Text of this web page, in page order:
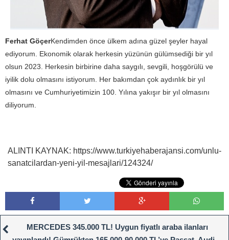
Ferhat GöçerKendimden önce ülkem adına güzel şeyler hayal
ediyorum. Ekonomik olarak herkesin yüzünün gülümsediği bir yıl
olsun 2023. Herkesin birbirine daha saygılı, sevgili, hoşgörülü ve
iyilik dolu olmasını istiyorum. Her bakımdan çok aydınlık bir yıl
olmasını ve Cumhuriyetimizin 100. Yılına yakışır bir yıl olmasını
diliyorum.
ALINTI KAYNAK: https://www.turkiyehaberajansi.com/unlu-
sanatcilardan-yeni-yil-mesajlari/124324/
MERCEDES 345.000 TL! Uygun fiyatlı araba ilanları